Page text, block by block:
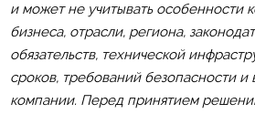
и может не учитывать особенности
бизнеса, отрасли, региона,
обязательств, технической
сроков, требований безопасности и
компании. Перед принятием